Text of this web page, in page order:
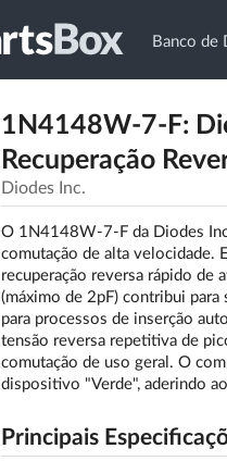
Banco de
1N4148W-7-F:
Recuperação
Diodes Inc.
O 1N4148W-7-F da Diodes
comutação de alta velocidade.
recuperação reversa rápido de
(máximo de 2pF) contribui
para processos de inserção
tensão reversa repetitiva de
comutação de uso geral. O
dispositivo "Verde", aderindo
Principais